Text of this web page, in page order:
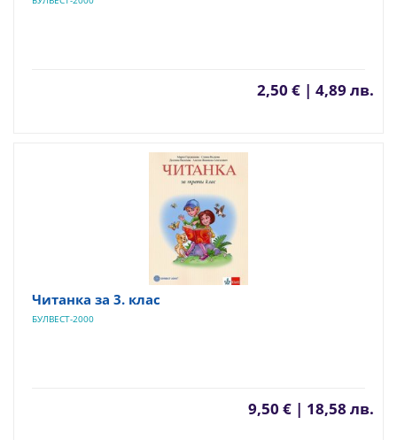
2,50 € | 4,89 лв.
Читанка за 3. клас
БУЛВЕСТ-2000
9,50 € | 18,58 лв.